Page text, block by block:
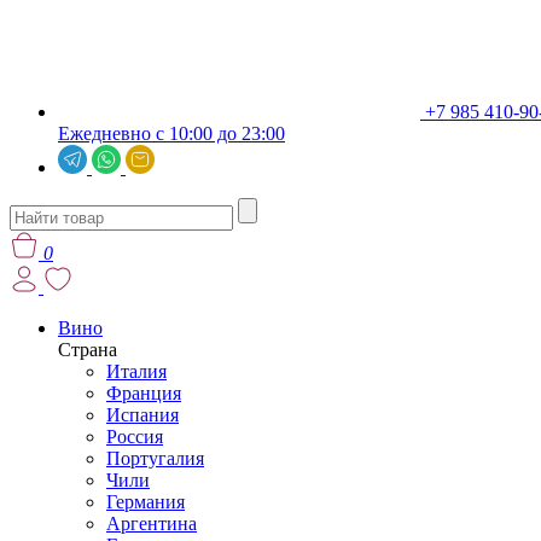
+7 985 410-
Ежедневно с 10:00 до 23:00
0
Вино
Страна
Италия
Франция
Испания
Россия
Португалия
Чили
Германия
Аргентина